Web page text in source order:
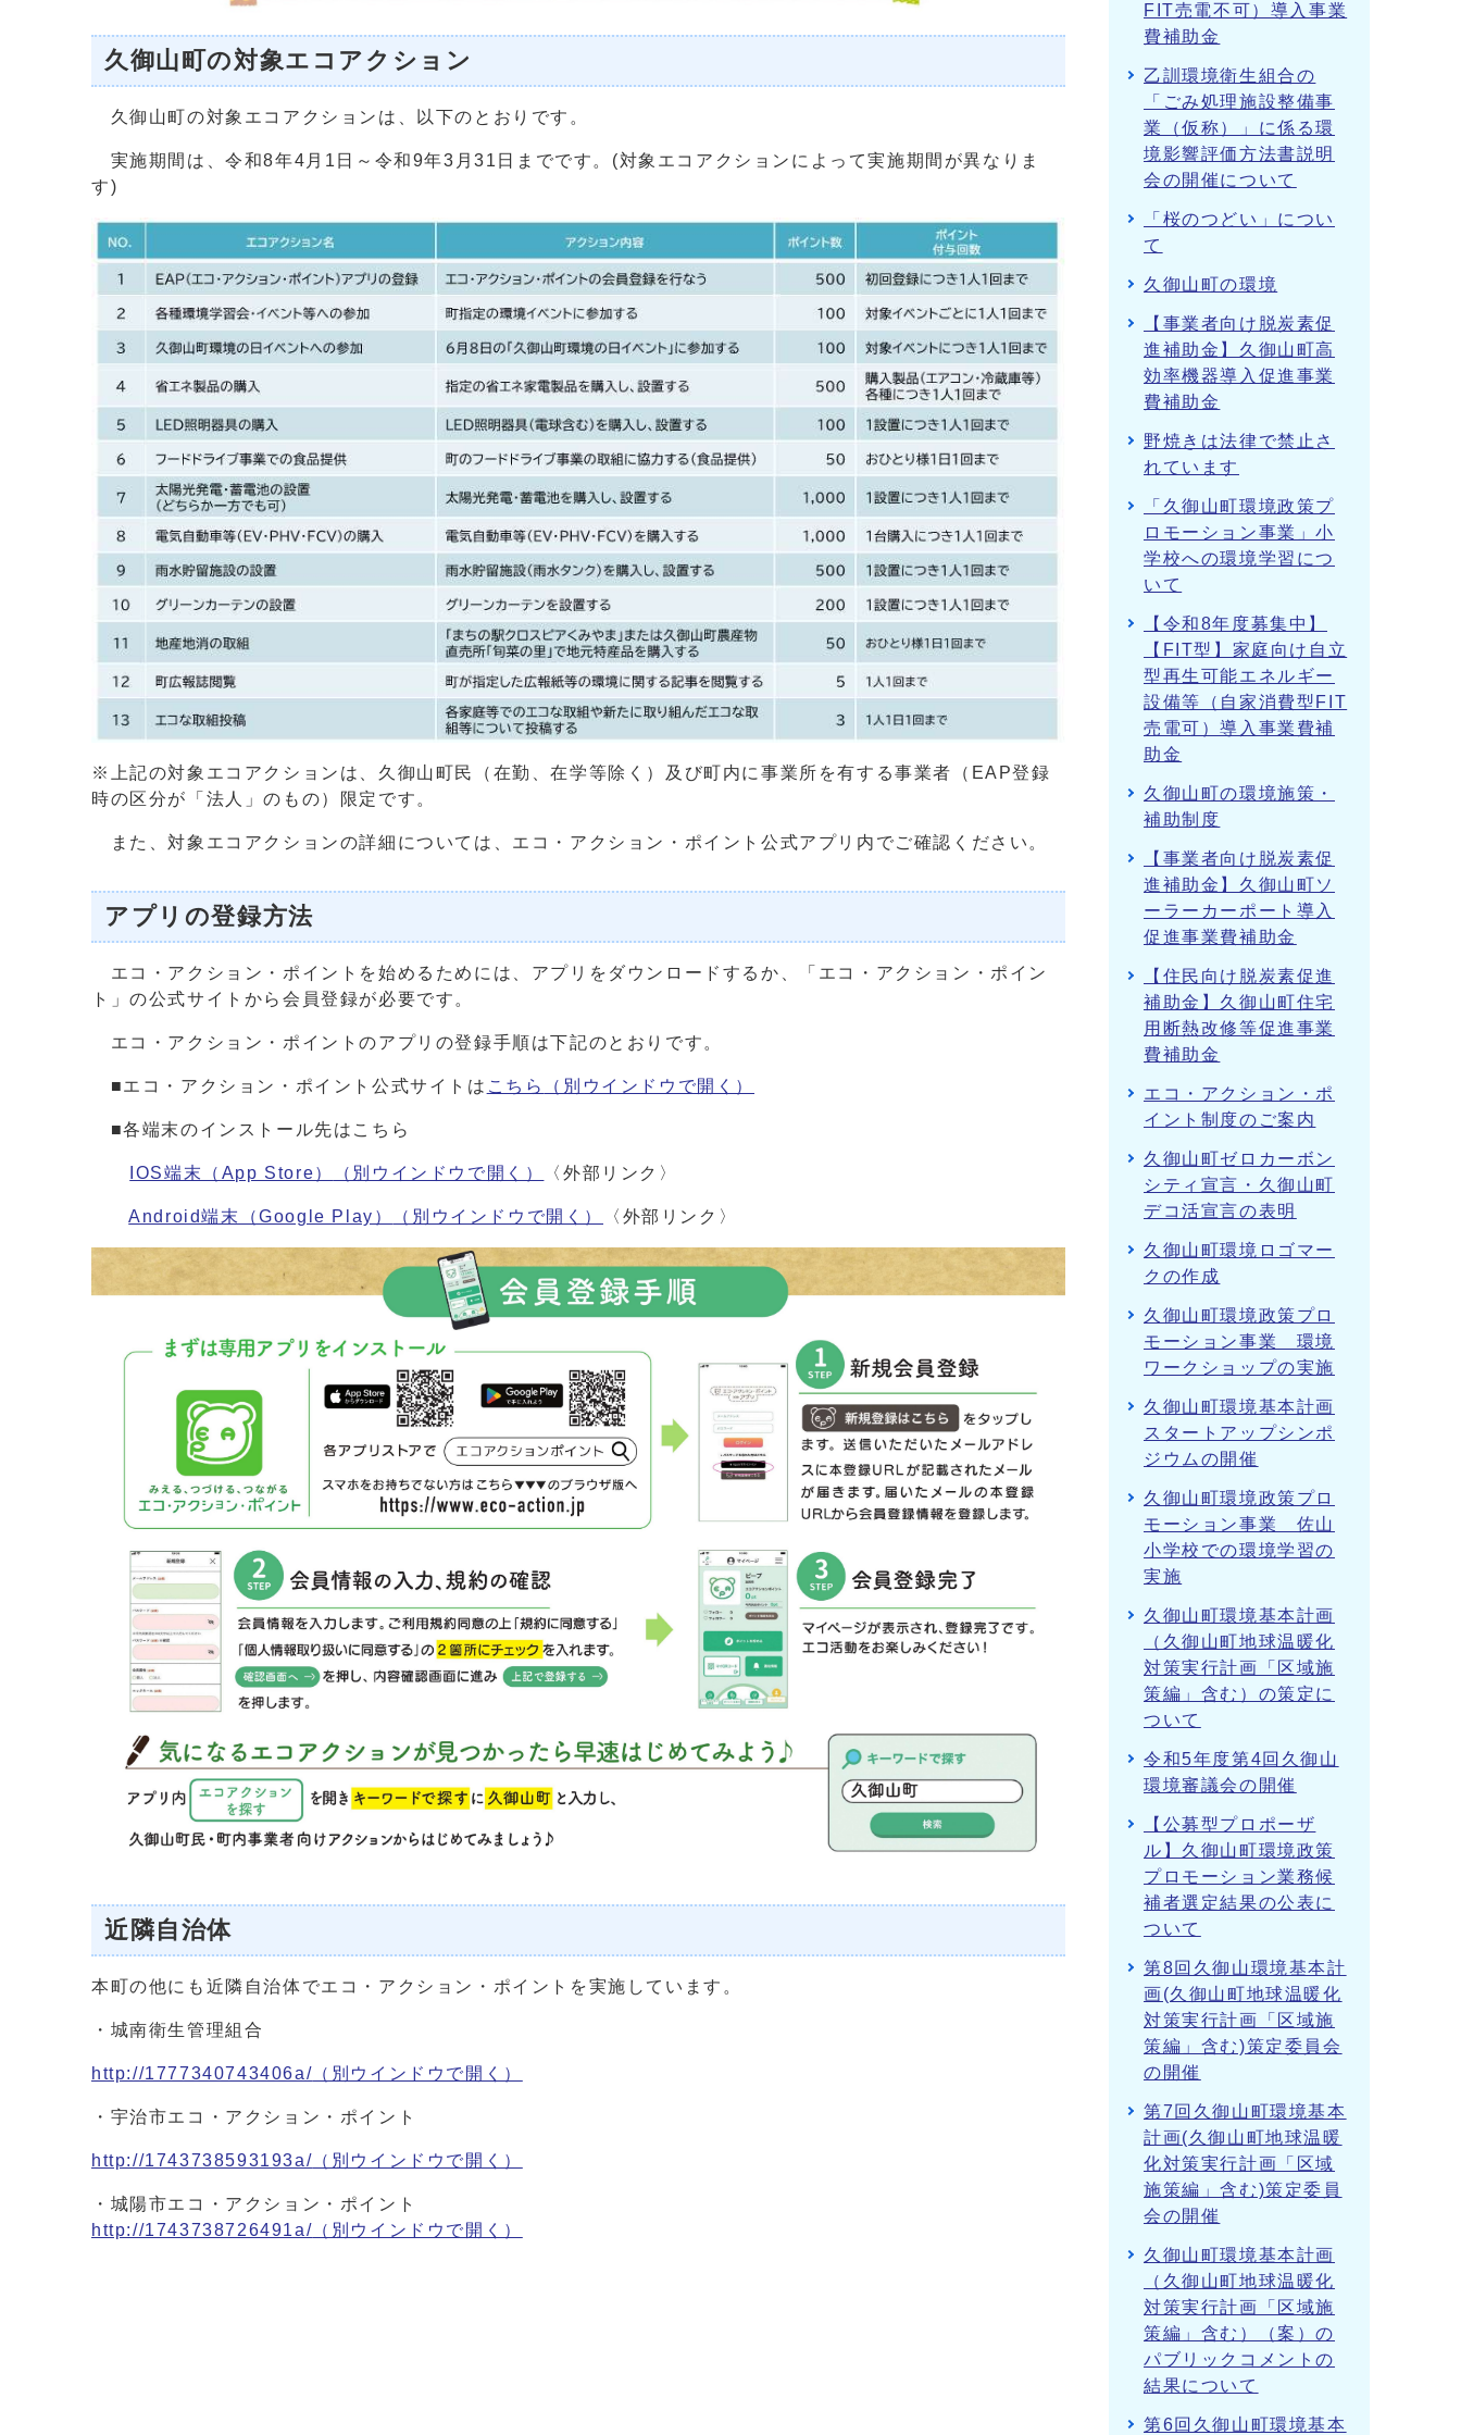
久御山町の対象エコアクション
久御山町の対象エコアクションは、以下のとおりです。
実施期間は、令和8年4月1日～令和9年3月31日までです。(対象エコアクションによって実施期間が異なりま
す)
※上記の対象エコアクションは、久御山町民（在勤、在学等除く）及び町内に事業所を有する事業者（EAP登録
時の区分が「法人」のもの）限定です。
また、対象エコアクションの詳細については、エコ・アクション・ポイント公式アプリ内でご確認ください。
アプリの登録方法
エコ・アクション・ポイントを始めるためには、アプリをダウンロードするか、「エコ・アクション・ポイン
ト」の公式サイトから会員登録が必要です。
エコ・アクション・ポイントのアプリの登録手順は下記のとおりです。
■エコ・アクション・ポイント公式サイトは こちら （別ウインドウで開く）
■各端末のインストール先はこちら
IOS端末（App Store） （別ウインドウで開く） 〈外部リンク〉
Android端末（Google Play） （別ウインドウで開く） 〈外部リンク〉
近隣自治体
本町の他にも近隣自治体でエコ・アクション・ポイントを実施しています。
・城南衛生管理組合
http://1777340743406a/ （別ウインドウで開く）
・宇治市エコ・アクション・ポイント
http://1743738593193a/ （別ウインドウで開く）
・城陽市エコ・アクション・ポイント
http://1743738726491a/ （別ウインドウで開く）
FIT売電不可）導入事業
費補助金
乙訓環境衛生組合の
「ごみ処理施設整備事
業（仮称）」に係る環
境影響評価方法書説明
会の開催について
「桜のつどい」につい
て
久御山町の環境
【事業者向け脱炭素促
進補助金】久御山町高
効率機器導入促進事業
費補助金
野焼きは法律で禁止さ
れています
「久御山町環境政策プ
ロモーション事業」小
学校への環境学習につ
いて
【令和8年度募集中】
【FIT型】家庭向け自立
型再生可能エネルギー
設備等（自家消費型FIT
売電可）導入事業費補
助金
久御山町の環境施策・
補助制度
【事業者向け脱炭素促
進補助金】久御山町ソ
ーラーカーポート導入
促進事業費補助金
【住民向け脱炭素促進
補助金】久御山町住宅
用断熱改修等促進事業
費補助金
エコ・アクション・ポ
イント制度のご案内
久御山町ゼロカーボン
シティ宣言・久御山町
デコ活宣言の表明
久御山町環境ロゴマー
クの作成
久御山町環境政策プロ
モーション事業 環境
ワークショップの実施
久御山町環境基本計画
スタートアップシンポ
ジウムの開催
久御山町環境政策プロ
モーション事業 佐山
小学校での環境学習の
実施
久御山町環境基本計画
（久御山町地球温暖化
対策実行計画「区域施
策編」含む）の策定に
ついて
令和5年度第4回久御山
環境審議会の開催
【公募型プロポーザ
ル】久御山町環境政策
プロモーション業務候
補者選定結果の公表に
ついて
第8回久御山環境基本計
画(久御山町地球温暖化
対策実行計画「区域施
策編」含む)策定委員会
の開催
第7回久御山町環境基本
計画(久御山町地球温暖
化対策実行計画「区域
施策編」含む)策定委員
会の開催
久御山町環境基本計画
（久御山町地球温暖化
対策実行計画「区域施
策編」含む）（案）の
パブリックコメントの
結果について
第6回久御山町環境基本